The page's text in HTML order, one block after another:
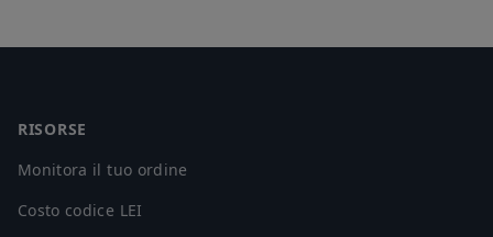
RISORSE
Monitora il tuo ordine
Costo codice LEI